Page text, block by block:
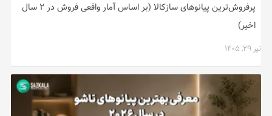
پرفروش‌ترین پیانوهای سازکالا (بر اساس آمار واقعی فروش در ۲ سال
اخیر)
تیر ۲۹, ۱۴۰۵